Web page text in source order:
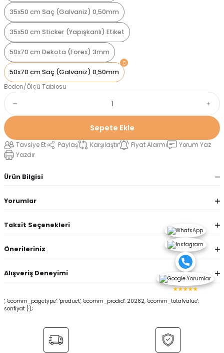
35x50 cm Saç (Galvaniz) 0,50mm
35x50 cm Sticker (Yapışkanlı) Etiket
50x70 cm Dekota (Forex) 3mm
50x70 cm Saç (Galvaniz) 0,50mm
Beden/Ölçü Tablosu
Sepete Ekle
Tavsiye Et Paylaş Karşılaştır Fiyat Alarmı
Yorum Yaz
Yazdır
Ürün Bilgisi
Yorumlar
Taksit Seçenekleri
Önerileriniz
Alışveriş Deneyimi
', 'ecomm_pagetype': 'product', 'ecomm_prodid': 20282, 'ecomm_totalvalue':
sonfiyat });
★★★★★